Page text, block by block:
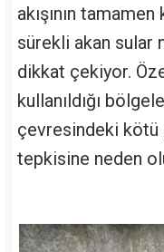
akışının
sürekli akan sular
dikkat çekiyor.
kullanıldığı
çevresindeki kötü
tepkisine neden